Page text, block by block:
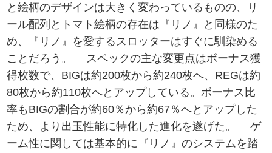
と絵柄のデザインは大きく変わっているものの、リ
ール配列とトマト絵柄の存在は『リノ』と同様のた
め、『リノ』を愛するスロッターはすぐに馴染める
ことだろう。 スペックの主な変更点はボーナス獲
得枚数で、BIGは約200枚から約240枚へ、REGは約
80枚から約110枚へとアップしている。ボーナス比
率もBIGの割合が約60％から約67％へとアップした
ため、より出玉性能に特化した進化を遂げた。 ゲ
ーム性に関しては基本的に『リノ』のシステムを踏